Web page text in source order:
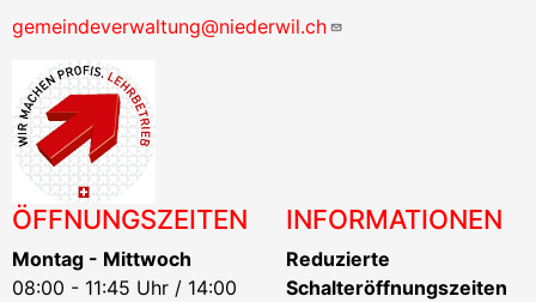
gemeindeverwaltung@niederwil.ch
ÖFFNUNGSZEITEN
Montag - Mittwoch
08:00 - 11:45 Uhr / 14:00
INFORMATIONEN
Reduzierte
Schalteröffnungszeiten